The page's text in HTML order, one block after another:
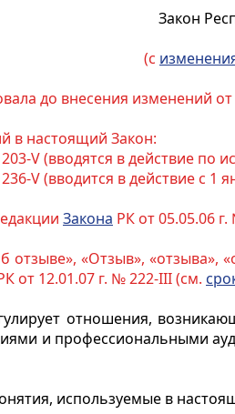
Закон
(с
до внесения изменений от
в настоящий Закон:
V (вводятся в действие
V (вводится в действие с 1
Закона РК от 05.05.06
отзыве», «Отзыв»,
от 12.01.07 г. № 222-III (см.
отношения,
и профессиональными
используемые в